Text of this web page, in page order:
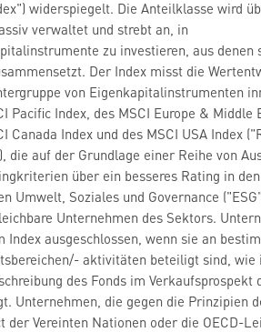
widerspiegelt. Die Anteilklasse wird
verwaltet und strebt an, in
zu investieren, aus denen
Der Index misst die
von Eigenkapitalinstrumenten
Pacific Index, des MSCI Europe & Middle
Canada Index und des MSCI USA Index
die auf der Grundlage einer Reihe von
über ein besseres Rating in den
Umwelt, Soziales und Governance
Unternehmen des Sektors.
Index ausgeschlossen, wenn sie an
aktivitäten beteiligt sind, wie
des Fonds im Verkaufsprospekt
Unternehmen, die gegen die Prinzipien
der Vereinten Nationen oder die OECD-